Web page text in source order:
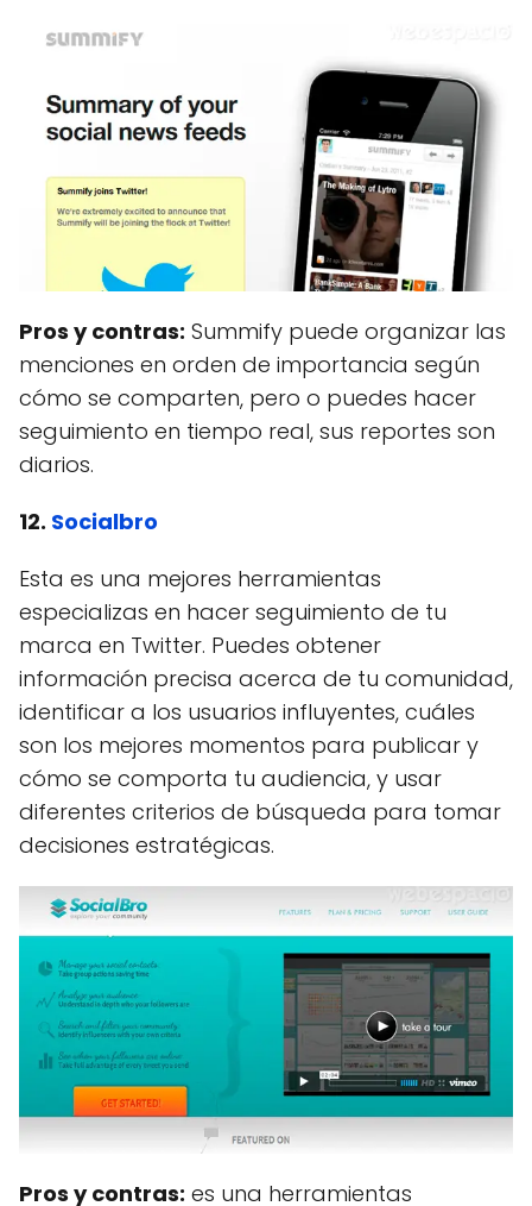
Pros y contras: Summify puede organizar las
menciones en orden de importancia según
cómo se comparten, pero o puedes hacer
seguimiento en tiempo real, sus reportes son
diarios.
12. Socialbro
Esta es una mejores herramientas
especializas en hacer seguimiento de tu
marca en Twitter. Puedes obtener
información precisa acerca de tu comunidad,
identificar a los usuarios influyentes, cuáles
son los mejores momentos para publicar y
cómo se comporta tu audiencia, y usar
diferentes criterios de búsqueda para tomar
decisiones estratégicas.
Pros y contras: es una herramientas